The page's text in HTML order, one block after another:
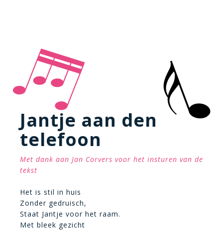
Jantje aan den
telefoon
Met dank aan Jan Corvers voor het insturen van de
tekst
Het is stil in huis
Zonder gedruisch,
Staat Jantje voor het raam.
Met bleek gezicht